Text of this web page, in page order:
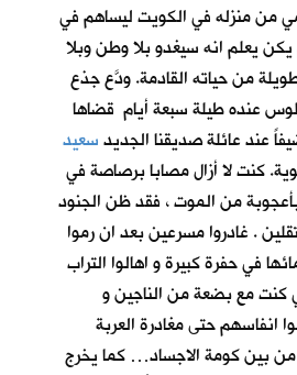
من منزله في الكويت ليساهم في
يعلم انه سيغدو بلا وطن وبلا
من حياته القادمة. ودَّع جذع
عنده طيلة سبعة أيام قضاها
عند عائلة صديقنا الجديدسعيد
كنت لا أزال مصابا برصاصة في
من الموت ، فقد ظن الجنود
. غادروا مسرعين بعد ان رموا
في حفرة كبيرة و اهالوا التراب
كنت مع بضعة من الناجين و
انفاسهم حتى مغادرة العربة
من بين كومة الاجساد… كما يخرج